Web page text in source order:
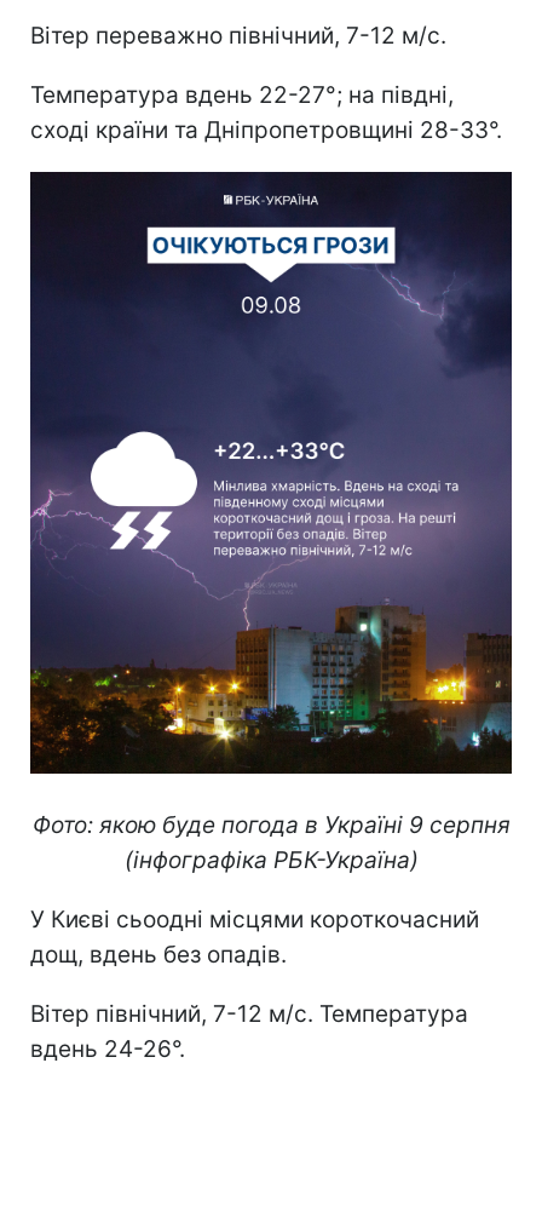
Вітер переважно північний, 7-12 м/с.
Температура вдень 22-27°; на півдні,
сході країни та Дніпропетровщині 28-33°.
Фото: якою буде погода в Україні 9 серпня
(інфографіка РБК-Україна)
У Києві сьоодні місцями короткочасний
дощ, вдень без опадів.
Вітер північний, 7-12 м/с. Температура
вдень 24-26°.